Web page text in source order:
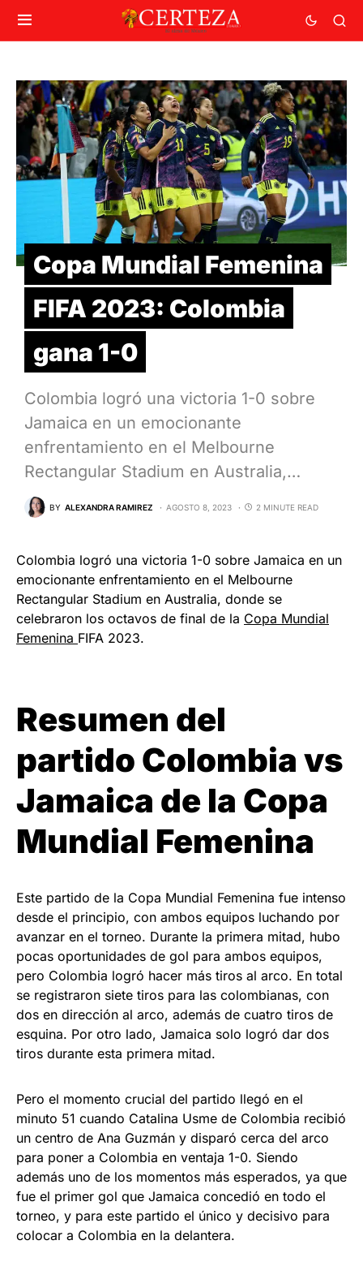
Copa Mundial Femenina
FIFA 2023: Colombia
gana 1-0
Colombia logró una victoria 1-0 sobre
Jamaica en un emocionante
enfrentamiento en el Melbourne
Rectangular Stadium en Australia,…
BY ALEXANDRA RAMIREZ AGOSTO 8, 2023 2 MINUTE READ
Colombia logró una victoria 1-0 sobre Jamaica en un
emocionante enfrentamiento en el Melbourne
Rectangular Stadium en Australia, donde se
celebraron los octavos de final de la Copa Mundial
Femenina FIFA 2023.
Resumen del
partido Colombia vs
Jamaica de la Copa
Mundial Femenina
Este partido de la Copa Mundial Femenina fue intenso
desde el principio, con ambos equipos luchando por
avanzar en el torneo. Durante la primera mitad, hubo
pocas oportunidades de gol para ambos equipos,
pero Colombia logró hacer más tiros al arco. En total
se registraron siete tiros para las colombianas, con
dos en dirección al arco, además de cuatro tiros de
esquina. Por otro lado, Jamaica solo logró dar dos
tiros durante esta primera mitad.
Pero el momento crucial del partido llegó en el
minuto 51 cuando Catalina Usme de Colombia recibió
un centro de Ana Guzmán y disparó cerca del arco
para poner a Colombia en ventaja 1-0. Siendo
además uno de los momentos más esperados, ya que
fue el primer gol que Jamaica concedió en todo el
torneo, y para este partido el único y decisivo para
colocar a Colombia en la delantera.